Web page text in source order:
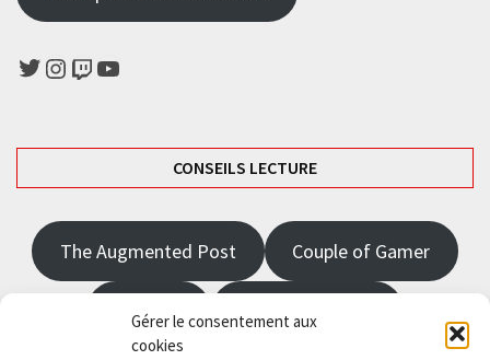
Gérer le consentement aux
cookies
Twitter
Instagram
TwitchYouTube
CONSEILS LECTURE
The Augmented Post Couple of Gamer
JRPGFR State of Gaming